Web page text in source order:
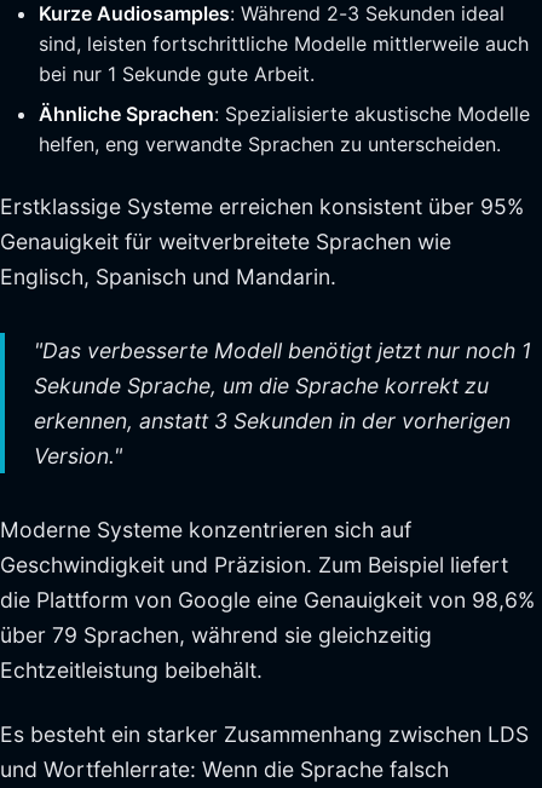
Kurze Audiosamples: Während 2-3 Sekunden ideal
sind, leisten fortschrittliche Modelle mittlerweile auch
bei nur 1 Sekunde gute Arbeit.
Ähnliche Sprachen: Spezialisierte akustische Modelle
helfen, eng verwandte Sprachen zu unterscheiden.
Erstklassige Systeme erreichen konsistent über 95%
Genauigkeit für weitverbreitete Sprachen wie
Englisch, Spanisch und Mandarin.
"Das verbesserte Modell benötigt jetzt nur noch 1
Sekunde Sprache, um die Sprache korrekt zu
erkennen, anstatt 3 Sekunden in der vorherigen
Version."
Moderne Systeme konzentrieren sich auf
Geschwindigkeit und Präzision. Zum Beispiel liefert
die Plattform von Google eine Genauigkeit von 98,6%
über 79 Sprachen, während sie gleichzeitig
Echtzeitleistung beibehält.
Es besteht ein starker Zusammenhang zwischen LDS
und Wortfehlerrate: Wenn die Sprache falsch